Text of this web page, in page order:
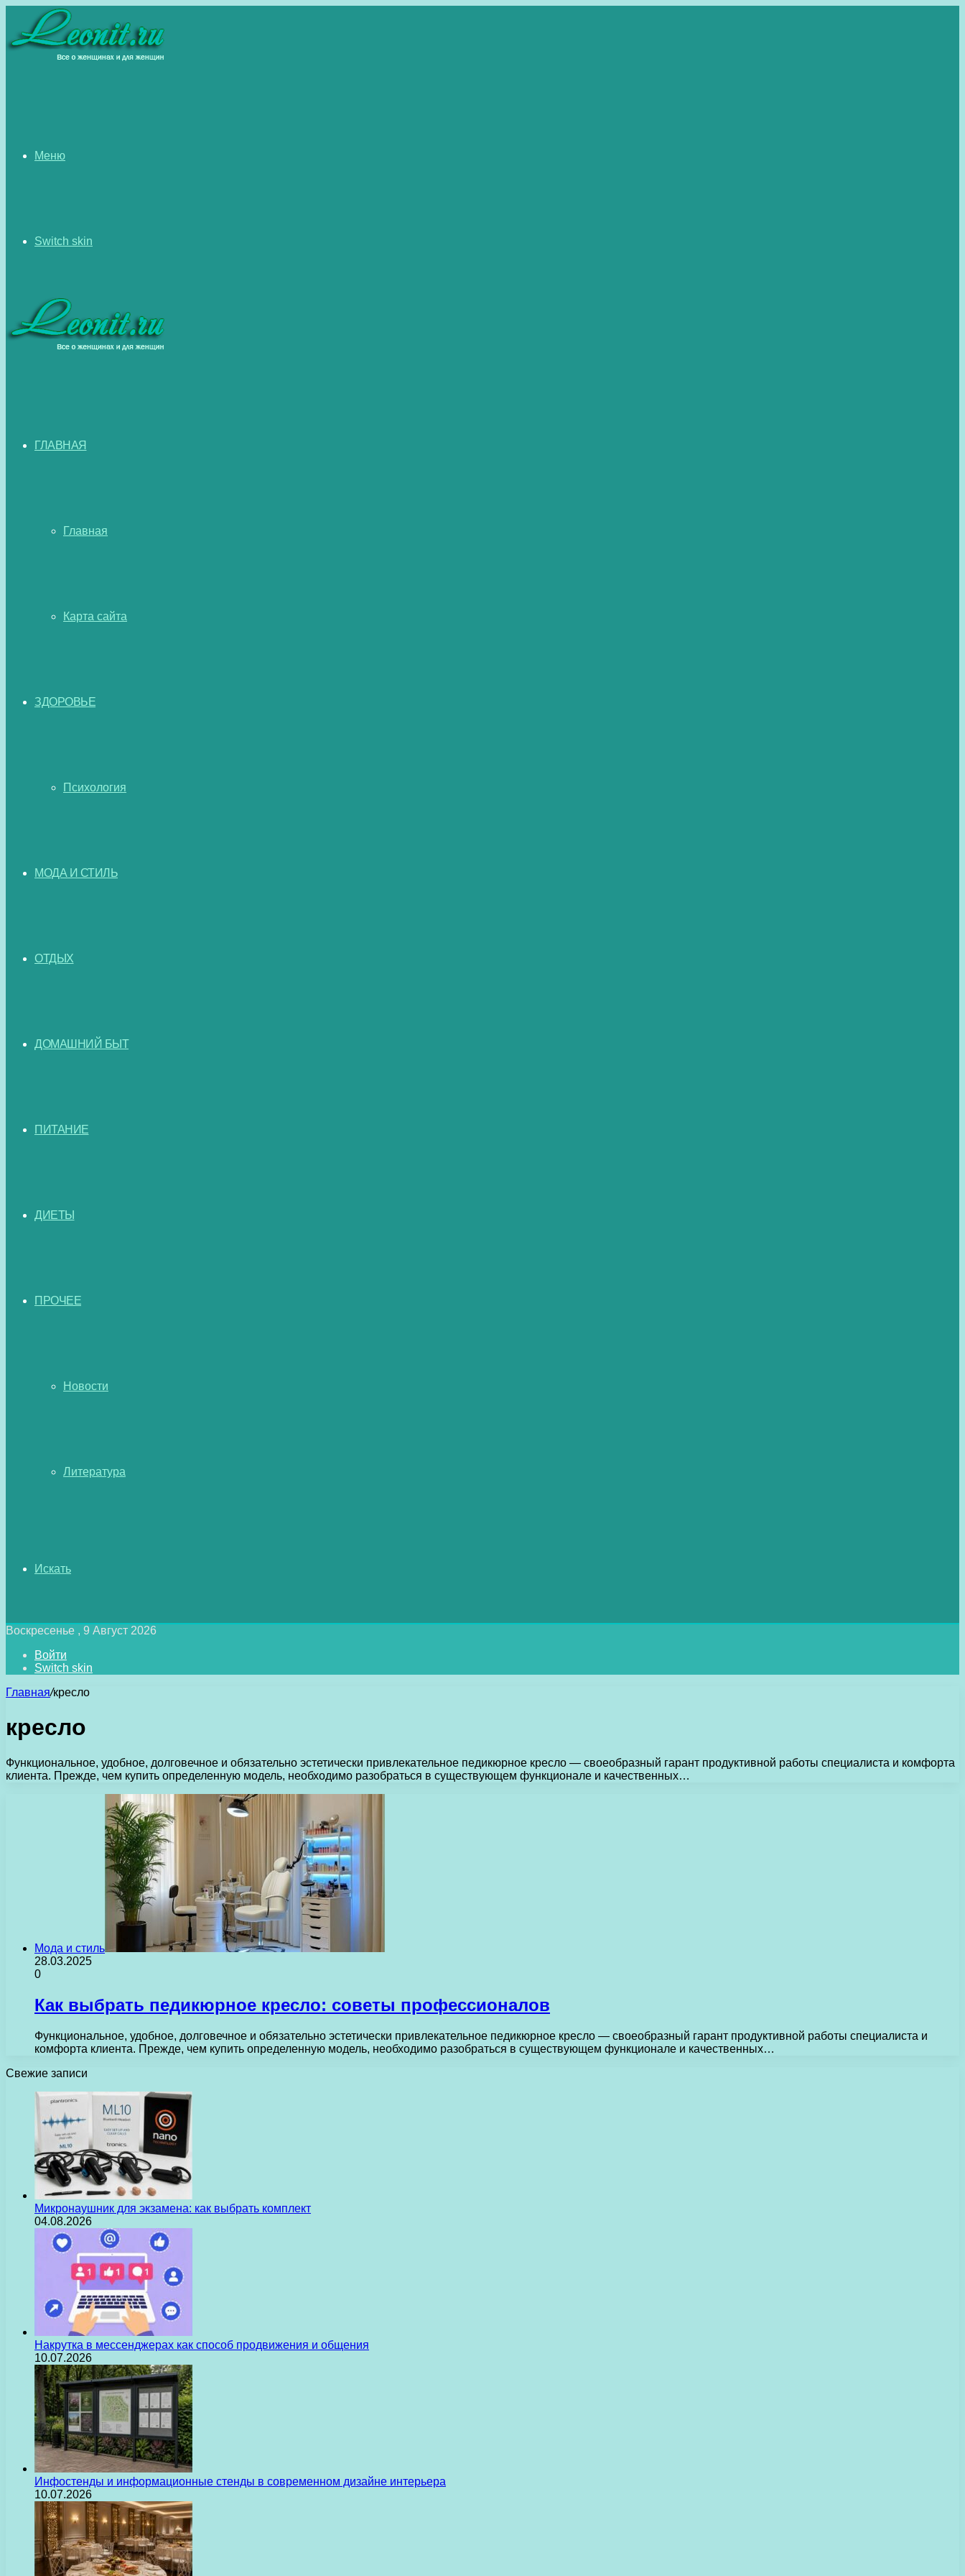
Меню
Switch skin
ГЛАВНАЯ
Главная
Карта сайта
ЗДОРОВЬЕ
Психология
МОДА И СТИЛЬ
ОТДЫХ
ДОМАШНИЙ БЫТ
ПИТАНИЕ
ДИЕТЫ
ПРОЧЕЕ
Новости
Литература
Искать
Воскресенье , 9 Август 2026
Войти
Switch skin
Главная/кресло
кресло
Функциональное, удобное, долговечное и обязательно эстетически привлекательное педикюрное кресло — своеобразный гарант продуктивной работы специалиста и комфорта
клиента. Прежде, чем купить определенную модель, необходимо разобраться в существующем функционале и качественных…
Мода и стиль
28.03.2025
0
Как выбрать педикюрное кресло: советы профессионалов
Функциональное, удобное, долговечное и обязательно эстетически привлекательное педикюрное кресло — своеобразный гарант продуктивной работы специалиста и
комфорта клиента. Прежде, чем купить определенную модель, необходимо разобраться в существующем функционале и качественных…
Свежие записи
Микронаушник для экзамена: как выбрать комплект
04.08.2026
Накрутка в мессенджерах как способ продвижения и общения
10.07.2026
Инфостенды и информационные стенды в современном дизайне интерьера
10.07.2026